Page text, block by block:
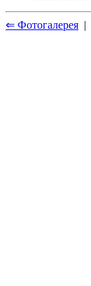
⇐ Фотогалерея |